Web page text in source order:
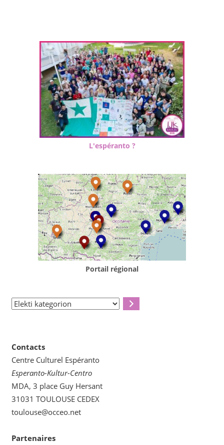
L'espéranto ?
Portail régional
Elekti
Contacts
Centre Culturel Espéranto
Esperanto-Kultur-Centro
MDA, 3 place Guy Hersant
31031 TOULOUSE CEDEX
toulouse@occeo.net
Partenaires